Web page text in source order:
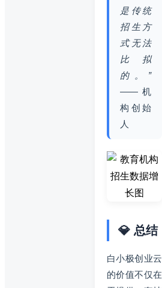
是传统
招生方
式无法
比拟
的。”
—— 机
构创始
人
💎 总结
白小极创业云
的价值不仅在